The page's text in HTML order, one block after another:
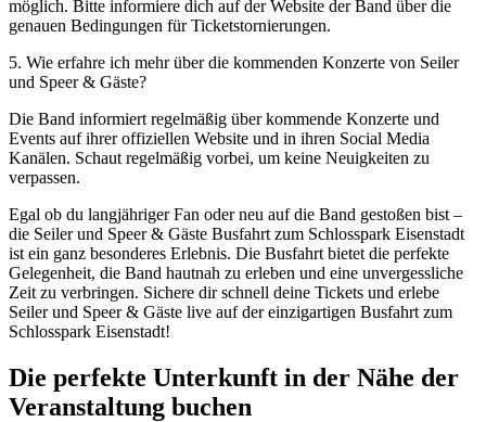
möglich. Bitte informiere dich auf der Website der Band über die
genauen Bedingungen für Ticketstornierungen.
5. Wie erfahre ich mehr über die kommenden Konzerte von Seiler
und Speer & Gäste?
Die Band informiert regelmäßig über kommende Konzerte und
Events auf ihrer offiziellen Website und in ihren Social Media
Kanälen. Schaut regelmäßig vorbei, um keine Neuigkeiten zu
verpassen.
Egal ob du langjähriger Fan oder neu auf die Band gestoßen bist –
die Seiler und Speer & Gäste Busfahrt zum Schlosspark Eisenstadt
ist ein ganz besonderes Erlebnis. Die Busfahrt bietet die perfekte
Gelegenheit, die Band hautnah zu erleben und eine unvergessliche
Zeit zu verbringen. Sichere dir schnell deine Tickets und erlebe
Seiler und Speer & Gäste live auf der einzigartigen Busfahrt zum
Schlosspark Eisenstadt!
Die perfekte Unterkunft in der Nähe der
Veranstaltung buchen